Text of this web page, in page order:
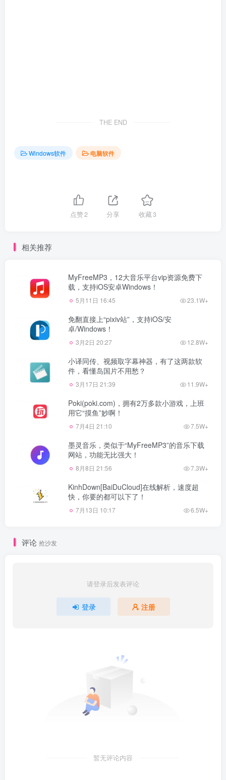
THE END
Windows软件 电脑软件
点赞2 分享 收藏3
相关推荐
MyFreeMP3，12大音乐平台vip资源免费下
载，支持iOS安卓Windows！
5月11日 16:45 23.1W+
免翻直接上“pixiv站”，支持iOS/安
卓/Windows！
3月2日 20:27 12.8W+
小译同传、视频取字幕神器，有了这两款软
件，看懂岛国片不用愁？
3月17日 21:39 11.9W+
Poki(poki.com)，拥有2万多款小游戏，上班
用它“摸鱼”妙啊！
7月4日 21:10 7.5W+
墨灵音乐，类似于“MyFreeMP3”的音乐下载
网站，功能无比强大！
8月8日 21:56 7.3W+
KinhDown[BaiDuCloud]在线解析，速度超
快，你要的都可以下了！
7月13日 10:17 6.5W+
评论 抢沙发
请登录后发表评论
登录 注册
暂无评论内容